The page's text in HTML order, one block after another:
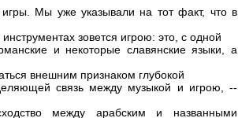
игры. Мы уже указывали на тот факт, что в
зовется игрою: это, с одной
и некоторые славянские языки, а
внешним признаком глубокой
связь между музыкой и игрою, --
между арабским и названными